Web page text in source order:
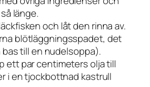
länge.
och låt den rinna av.
blötläggningsspadet, det
bas till en nudelsoppa).
ett par centimeters olja till
i en tjockbottnad kastrull